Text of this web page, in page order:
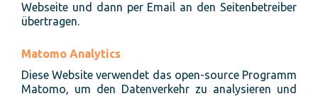
Webseite und dann per Email an den Seitenbetreiber
übertragen.
Matomo Analytics
Diese Website verwendet das open-source Programm
Matomo, um den Datenverkehr zu analysieren und